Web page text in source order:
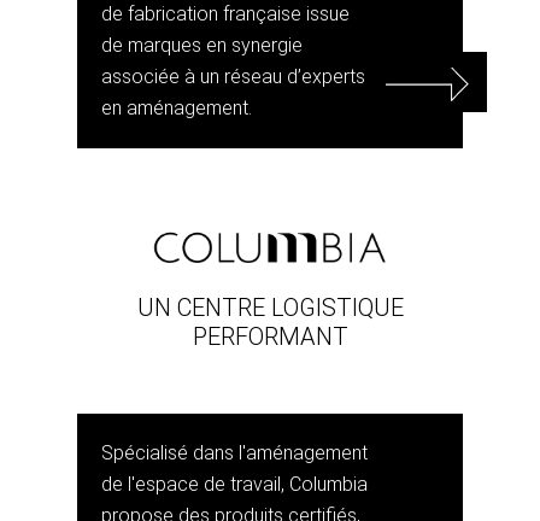
de fabrication française issue
de marques en synergie
associée à un réseau d’experts
en aménagement.
UN CENTRE LOGISTIQUE
PERFORMANT
Spécialisé dans l'aménagement
de l'espace de travail, Columbia
propose des produits certifiés,